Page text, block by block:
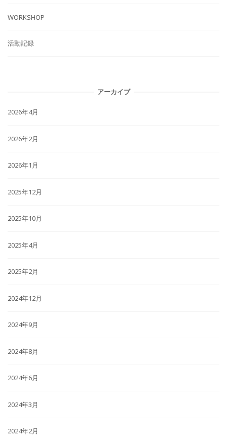
WORKSHOP
活動記録
アーカイブ
2026年4月
2026年2月
2026年1月
2025年12月
2025年10月
2025年4月
2025年2月
2024年12月
2024年9月
2024年8月
2024年6月
2024年3月
2024年2月